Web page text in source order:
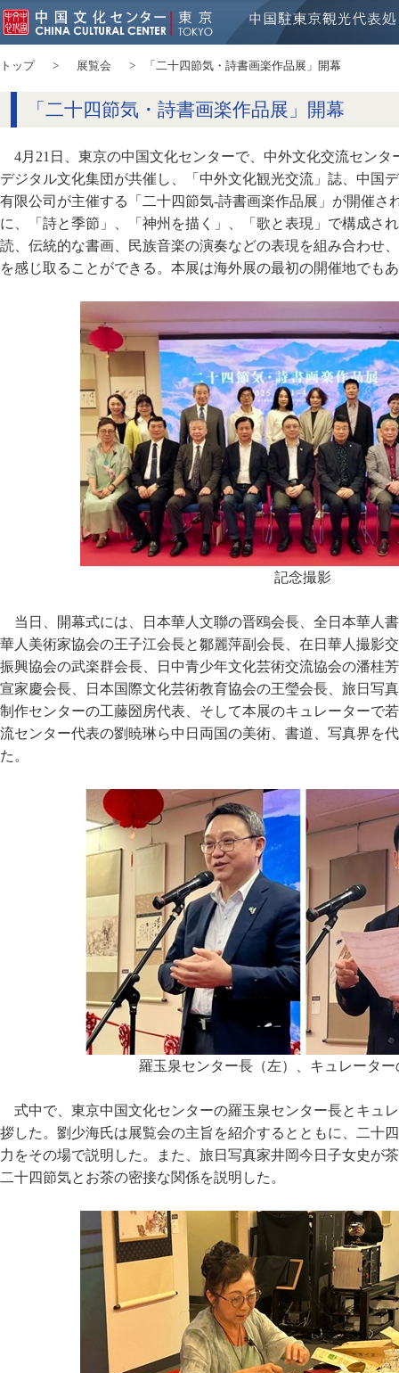
トップ 展覧会 「二十四節気・詩書画楽作品展」開幕
「二十四節気・詩書画楽作品展」開幕
4月21日、東京の中国文化センターで、中外文化交流セン
デジタル文化集団が共催し、「中外文化観光交流」誌、中国
有限公司が主催する「二十四節気-詩書画楽作品展」が開催さ
に、「詩と季節」、「神州を描く」、「歌と表現」で構成さ
読、伝統的な書画、民族音楽の演奏などの表現を組み合わせ
を感じ取ることができる。本展は海外展の最初の開催地でも
記念撮影
当日、開幕式には、日本華人文聯の晋鴎会長、全日本華人
華人美術家協会の王子江会長と鄒麗萍副会長、在日華人撮影
振興協会の武楽群会長、日中青少年文化芸術交流協会の潘桂
宣家慶会長、日本国際文化芸術教育協会の王瑩会長、旅日写
制作センターの工藤圀房代表、そして本展のキュレーターで
流センター代表の劉暁琳ら中日両国の美術、書道、写真界を
た。
羅玉泉センター長（左）、キュレータ
式中で、東京中国文化センターの羅玉泉センター長とキュ
拶した。劉少海氏は展覧会の主旨を紹介するとともに、二十
力をその場で説明した。また、旅日写真家井岡今日子女史が
二十四節気とお茶の密接な関係を説明した。